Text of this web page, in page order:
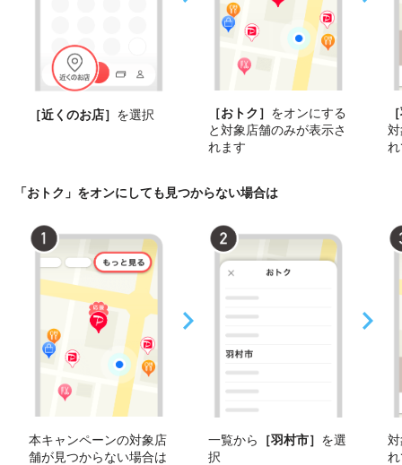
［近くのお店］ を選択 ［おトク］ をオンにする
と対象店舗のみが表示さ
れます
「おトク」をオンにしても見つからない場合は
本キャンペーンの対象店
舗が見つからない場合は
一覧から ［羽村市］ を選
択